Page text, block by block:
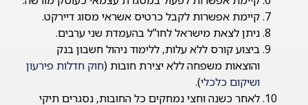
קיימת אפשרות לקבל כרטיס אשראי מסוג דיירקט.
ניתן לצאת מישראל לחו"ל בהעמדת שני ערבים.
ביצוע קורס ללא עלות, ללימוד ניהול חשבון בנק
והוצאות משפחה ללא יצירת חובות (חוק חדלות פירעון
ושיקום כלכלי).
לאחר כשנה וחצי נמחקים כל החובות, נסגרים תיקי